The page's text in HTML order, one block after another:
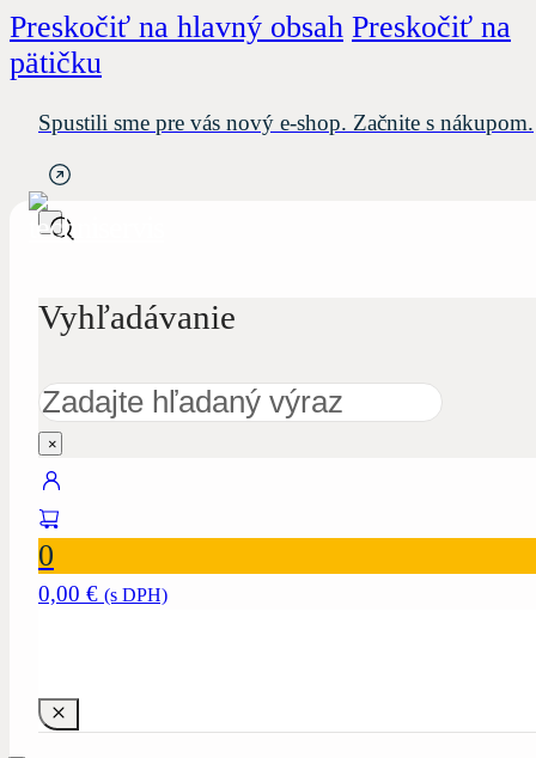
Preskočiť na hlavný obsah Preskočiť na
pätičku
Spustili sme pre vás nový e-shop. Začnite s nákupom.
Vyhľadávanie
Hľadať
×
0
0,00 € (s DPH)